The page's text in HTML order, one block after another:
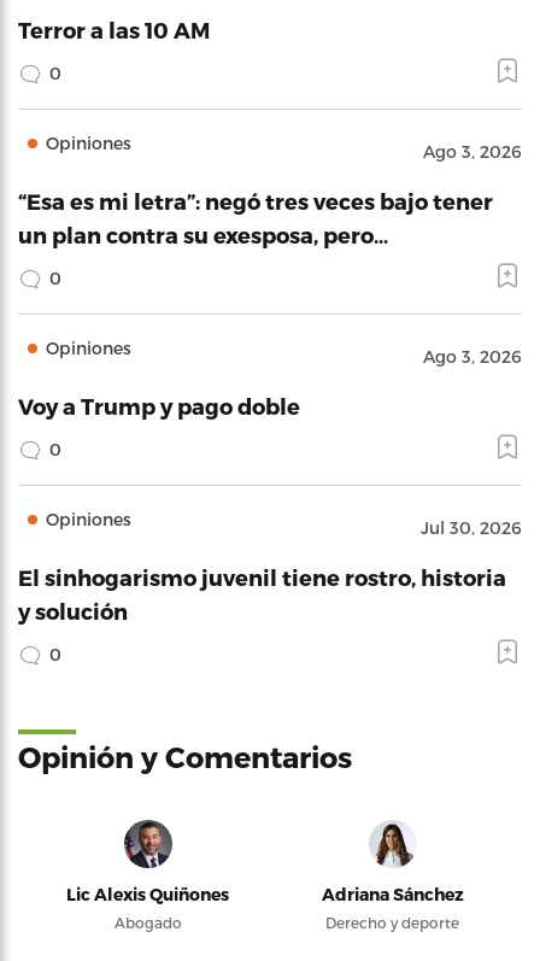
Terror a las 10 AM
0
Opiniones Ago 3, 2026
“Esa es mi letra”: negó tres veces bajo tener
un plan contra su exesposa, pero…
0
Opiniones Ago 3, 2026
Voy a Trump y pago doble
0
Opiniones Jul 30, 2026
El sinhogarismo juvenil tiene rostro, historia
y solución
0
Opinión y Comentarios
Lic Alexis Quiñones
Abogado
Adriana Sánchez
Derecho y deporte